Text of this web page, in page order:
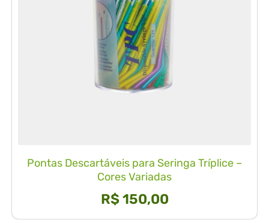
Pontas Descartáveis para Seringa Tríplice –
Cores Variadas
R$150,00